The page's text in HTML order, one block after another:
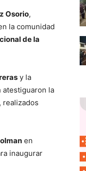
Osorio,
la comunidad
de la
y la
atestiguaron la
, realizados
en
inaugurar